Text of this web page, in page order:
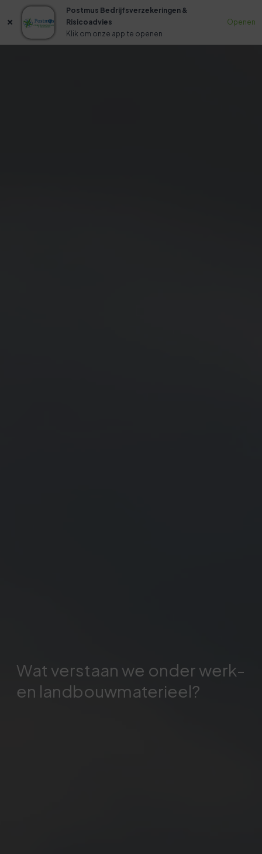
Postmus Bedrijfsverzekeringen &
Risicoadvies
Klik om onze app te openen
Openen
Wat verstaan we onder werk-
en landbouwmaterieel?